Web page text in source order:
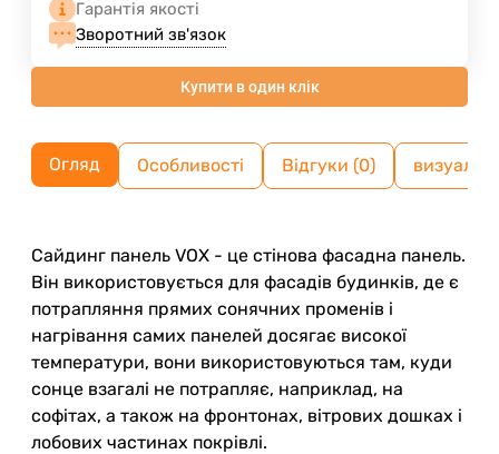
Гарантія якості
Зворотний зв'язок
Купити в один клік
Огляд Особливості Відгуки (0)
Сайдинг панель VOX - це стінова фасадна панель.
Він використовується для фасадів будинків, де є
потрапляння прямих сонячних променів і
нагрівання самих панелей досягає високої
температури, вони використовуються там, куди
сонце взагалі не потрапляє, наприклад, на
софітах, а також на фронтонах, вітрових дошках і
лобових частинах покрівлі.